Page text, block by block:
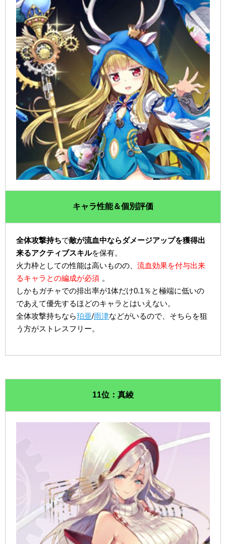
キャラ性能＆個別評価
全体攻撃持ちで敵が流血中ならダメージアップを獲得出
来るアクティブスキルを保有。
火力枠としての性能は高いものの、流血効果を付与出来
るキャラとの編成が必須 。
しかもガチャでの排出率が1体だけ0.1％と極端に低いの
であえて優先するほどのキャラとはいえない。
全体攻撃持ちなら珀亜/雨津などがいるので、そちらを狙
う方がストレスフリー。
11位：真綾